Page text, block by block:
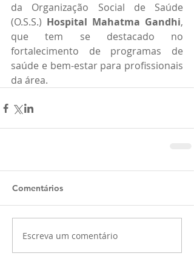
da Organização Social de Saúde
(O.S.S.) Hospital Mahatma Gandhi,
que tem se destacado no
fortalecimento de programas de
saúde e bem-estar para profissionais
da área.
Comentários
Escreva um comentário